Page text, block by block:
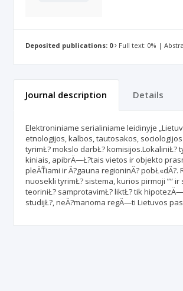
Deposited publications: 0 Full text: 0% |
Journal description Details
Elektroniniame serialiniame leidinyje
etnologijos, kalbos, tautosakos,
tyrimŁ? mokslo darbŁ? komisijos.LokaliniŁ?
kiniais, apibrÄ—Ł?tais vietos ir objekto
pleÄŤiami ir Ä?gauna regioninÄ?
nuosekli tyrimŁ? sistema, kurios pirmoji ”“
teoriniŁ? samprotavimŁ? liktŁ? tik
studijŁ?, neÄ?manoma regÄ—ti Lietuvos